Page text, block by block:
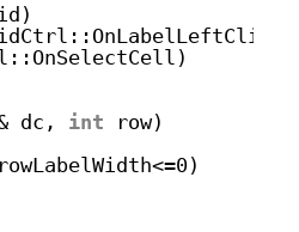
dc, int
row)